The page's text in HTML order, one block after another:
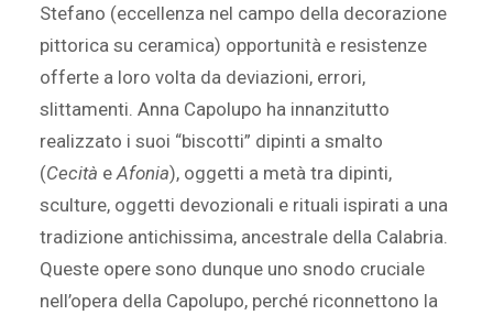
Stefano (eccellenza nel campo della decorazione
pittorica su ceramica) opportunità e resistenze
offerte a loro volta da deviazioni, errori,
slittamenti. Anna Capolupo ha innanzitutto
realizzato i suoi “biscotti” dipinti a smalto
(Cecità eAfonia), oggetti a metà tra dipinti,
sculture, oggetti devozionali e rituali ispirati a una
tradizione antichissima, ancestrale della Calabria.
Queste opere sono dunque uno snodo cruciale
nell’opera della Capolupo, perché riconnettono la